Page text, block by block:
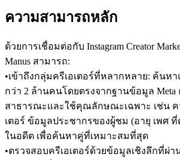
ความสามารถหลัก
ด้วยการเชื่อมต่อกับ Instagram Creator
Manus สามารถ:
•เข้าถึงกลุ่มครีเอเตอร์ที่หลากหลาย: ค้นหา
กว่า 2 ล้านคนโดยตรงจากฐานข้อมูล
สาธารณะและใช้คุณลักษณะเฉพาะ เช่น ค
เตอร์ ข้อมูลประชากรของผู้ชม (อายุ เพศ
ในอดีต เพื่อค้นหาคู่ที่เหมาะสมที่สุด
•ตรวจสอบครีเอเตอร์ด้วยข้อมูลเชิงลึกที่ผ่า